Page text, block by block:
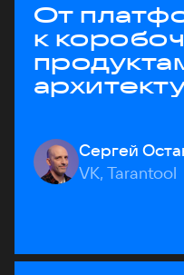
От
к
Сергей
VK, Tarantool